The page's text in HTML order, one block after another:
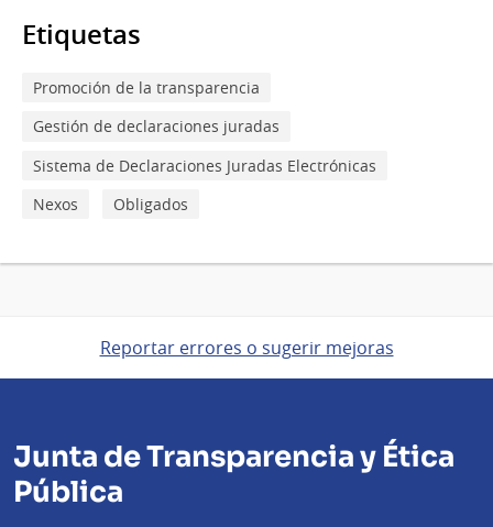
Etiquetas
Promoción de la transparencia
Gestión de declaraciones juradas
Sistema de Declaraciones Juradas Electrónicas
Nexos
Obligados
Reportar errores o sugerir mejoras
Junta de Transparencia y Ética
Pública